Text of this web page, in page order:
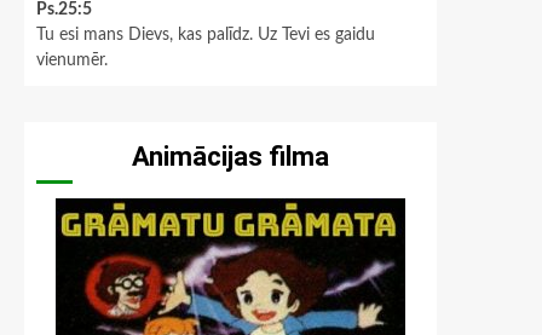
Ps.25:5
Tu esi mans Dievs, kas palīdz. Uz Tevi es gaidu
vienumēr.
Animācijas filma